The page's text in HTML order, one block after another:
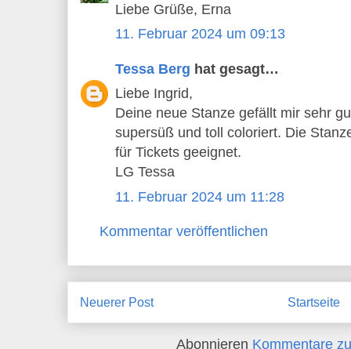
Liebe Grüße, Erna
11. Februar 2024 um 09:13
Tessa Berg hat gesagt…
Liebe Ingrid,
Deine neue Stanze gefällt mir sehr
supersüß und toll coloriert. Die
für Tickets geeignet.
LG Tessa
11. Februar 2024 um 11:28
Kommentar veröffentlichen
Neuerer Post Startseite
Abonnieren Kommentare